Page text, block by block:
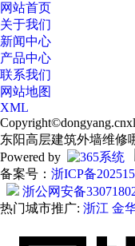
网站首页
关于我们
新闻中心
产品中心
联系我们
网站地图
XML
Copyright©
东阳高层建筑外墙维修
Powered by
备案号： 浙ICP备
浙公网安备
热门城市推广: 浙江 金